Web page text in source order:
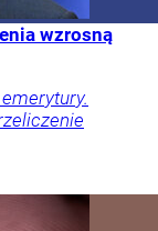
wzrosną